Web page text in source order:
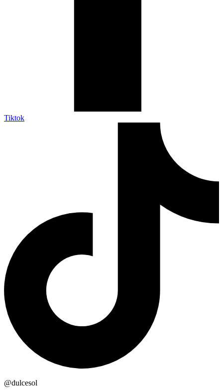
Tiktok
@dulcesol